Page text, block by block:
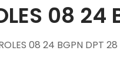
08 24
08 24 BGPN DPT 28